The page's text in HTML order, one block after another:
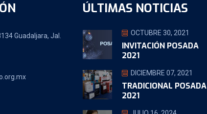
Guadaljara, Jal.
ÚLTIMAS NOTICIAS
OCTUBRE 30, 2021
INVITACIÓN POSADA
2021
DICIEMBRE 07, 2021
TRADICIONAL POSADA
2021